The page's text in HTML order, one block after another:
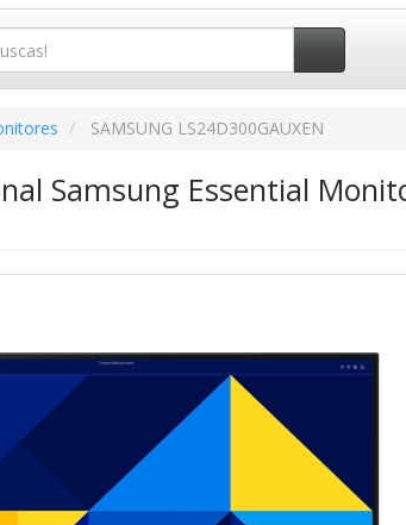
SAMSUNG LS24D300GAUXEN
Samsung Essential